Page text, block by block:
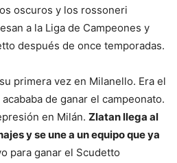
oscuros y los rossoneri
a la Liga de Campeones y
después de once temporadas.
primera vez en Milanello. Era el
de ganar el campeonato.
en Milán. Zlatan llega al
y se une a un equipo que ya
para ganar el Scudetto